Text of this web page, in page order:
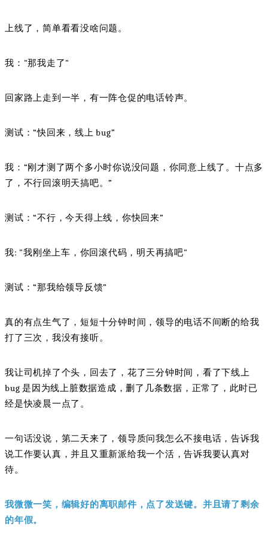
上线了，简单看看没啥问题。
我："那我走了"
回家路上走到一半，有一阵仓促的电话铃声。
测试：“快回来，线上 bug”
我：“刚才测了两个多小时你说没问题，你同意上线了。十点多
了，不行回滚明天搞吧。”
测试：“不行，今天得上线，你快回来”
我: "我刚坐上车，你回滚代码，明天再搞吧"
测试：“那我给领导反馈”
真的有点生气了，短短十分钟时间，领导的电话不间断的给我
打了三次，我没有接听。
我让司机掉了个头，回去了，花了三分钟时间，看了下线上
bug 是因为线上脏数据造成，删了几条数据，正常了，此时已
经是快凌晨一点了。
一句话没说，第二天来了，领导质问我怎么不接电话，告诉我
说工作要认真，并且又重新派给我一个活，告诉我要认真对
待。
我微微一笑，编辑好的离职邮件，点了发送键。并且请了剩余
的年假。